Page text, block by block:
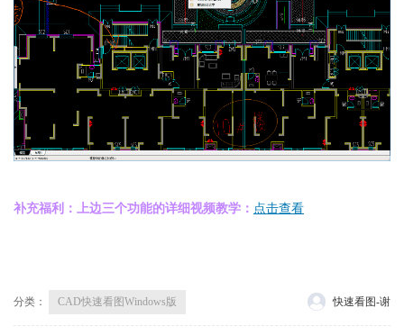
补充福利：上边三个功能的详细视频教学： 点击查看
分类： CAD快速看图Windows版 快速看图-谢